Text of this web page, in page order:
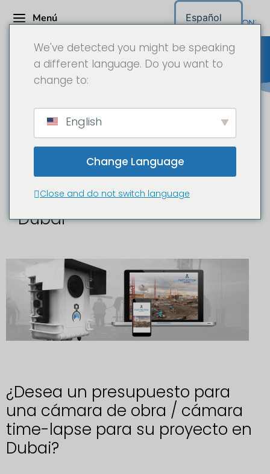
Menú
Cámara para obras Dubai
Time-lapse y
documentación de obras en
Dubai
¿Desea un presupuesto para
una cámara de obra / cámara
time-lapse para su proyecto en
Dubai?
We've detected you might be speaking
a different language. Do you want to
change to:
English
Change Language
Close and do not switch language
Español